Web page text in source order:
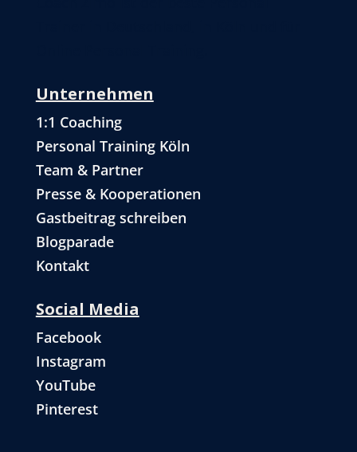
Unternehmen
1:1 Coaching
Personal Training Köln
Team & Partner
Presse & Kooperationen
Gastbeitrag schreiben
Blogparade
Kontakt
Social Media
Facebook
Instagram
YouTube
Pinterest